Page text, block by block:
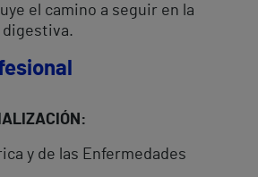
el camino a seguir en la
digestiva.
y de las Enfermedades